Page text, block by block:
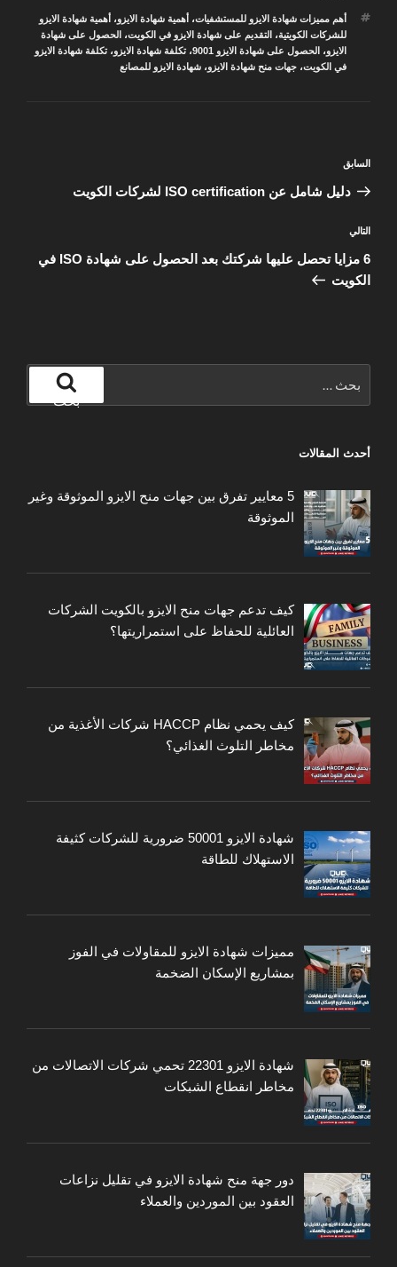
الوسوم
أهم مميزات شهادة الايزو للمستشفيات، أهمية شهادة الايزو، أهمية شهادة الايزو
للشركات الكويتية، التقديم على شهادة الايزو في الكويت، الحصول على شهادة
الايزو، الحصول على شهادة الايزو 9001 ،تكلفة شهادة الايزو،تكلفة شهادة الايزو
في الكويت،جهات منح شهادة الايزو،شهادة الايزو للمصانع
المقالة
السابقة
السابق
دليل شامل عن ISO certification لشركات الكويت
المقالة
التالية
التالي
6 مزايا تحصل عليها شركتك بعد الحصول على شهادة ISO في
الكويت
عن:
بحث
أحدث المقالات
5 معايير تفرق بين جهات منح الايزو الموثوقة وغير
الموثوقة
كيف تدعم جهات منح الايزو بالكويت الشركات
العائلية للحفاظ على استمراريتها؟
كيف يحمي نظام HACCP شركات الأغذية من
مخاطر التلوث الغذائي؟
شهادة الايزو 50001 ضرورية للشركات كثيفة
الاستهلاك للطاقة
مميزات شهادة الايزو للمقاولات في الفوز
بمشاريع الإسكان الضخمة
شهادة الايزو 22301 تحمي شركات الاتصالات من
مخاطر انقطاع الشبكات
دور جهة منح شهادة الايزو في تقليل نزاعات
العقود بين الموردين والعملاء